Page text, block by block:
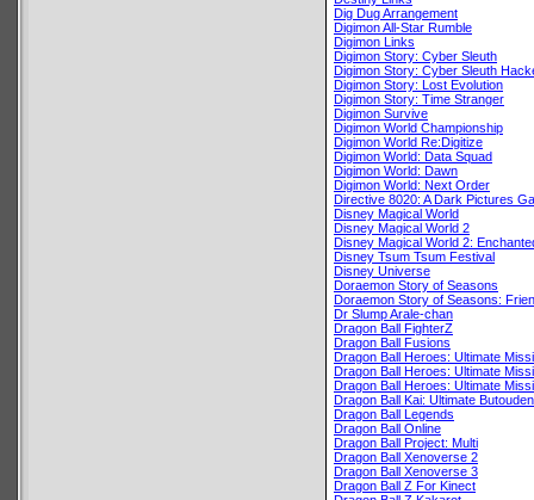
Dig Dug Arrangement
Digimon All-Star Rumble
Digimon Links
Digimon Story: Cyber Sleuth
Digimon Story: Cyber Sleuth
Digimon Story: Lost Evolution
Digimon Story: Time Stranger
Digimon Survive
Digimon World Championship
Digimon World Re:Digitize
Digimon World: Data Squad
Digimon World: Dawn
Digimon World: Next Order
Directive 8020: A Dark Pictures
Disney Magical World
Disney Magical World 2
Disney Magical World 2:
Disney Tsum Tsum Festival
Disney Universe
Doraemon Story of Seasons
Doraemon Story of Seasons:
Dr Slump Arale-chan
Dragon Ball FighterZ
Dragon Ball Fusions
Dragon Ball Heroes: Ultimate
Dragon Ball Heroes: Ultimate
Dragon Ball Heroes: Ultimate
Dragon Ball Kai: Ultimate Butouden
Dragon Ball Legends
Dragon Ball Online
Dragon Ball Project: Multi
Dragon Ball Xenoverse 2
Dragon Ball Xenoverse 3
Dragon Ball Z For Kinect